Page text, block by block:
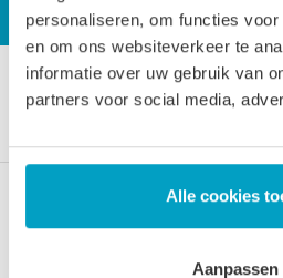
personaliseren, om functies
en om ons websiteverkeer te
informatie over uw gebruik van
partners voor social media,
Alle cookies
Aanpassen
U bent hier: Home > Dekbedden >
Klantenservice